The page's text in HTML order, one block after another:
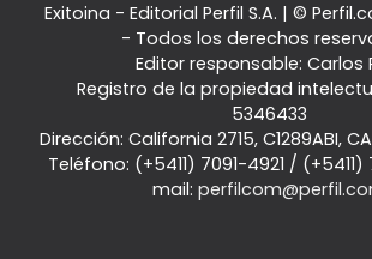
Exitoina - Editorial Perfil S.A. | ©
- Todos los derechos
Editor responsable: Carlos
Registro de la propiedad
5346433
Dirección: California 2715, C1289ABI,
Teléfono: (+5411) 7091-4921 / (+5411)
mail: